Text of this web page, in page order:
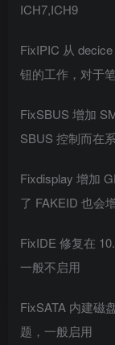
ICH7,ICH9
FixIPIC 从
钮的工作，对于
FixSBUS 增加
SBUS 控制而在
Fixdisplay 增加
了 FAKEID 也会
FixIDE 修复在
一般不启用
FixSATA 内建磁
题，一般启用